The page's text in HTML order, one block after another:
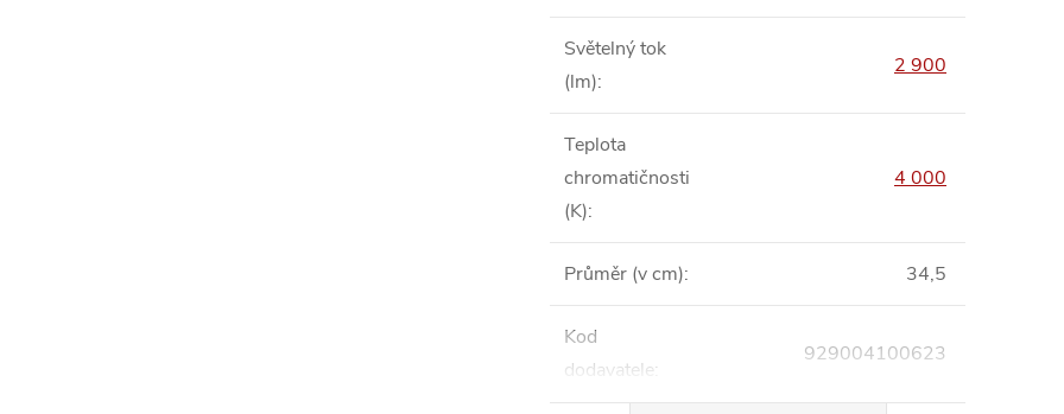
Světelný tok
(lm):
2 900
Teplota
chromatičnosti
(K):
4 000
Průměr (v cm): 34,5
Kod
dodavatele:
929004100623